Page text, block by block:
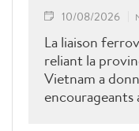
10/08/2026
La liaison
reliant la
Vietnam a
encourageants